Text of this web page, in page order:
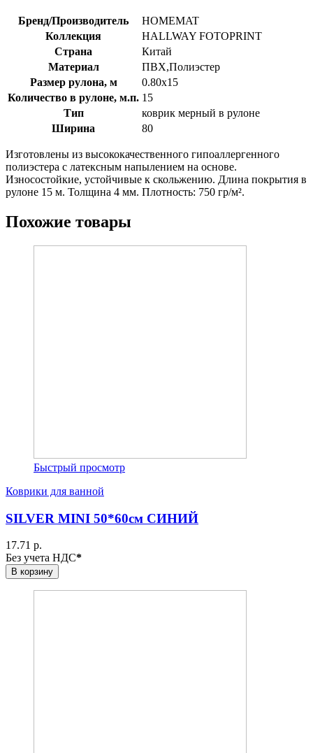
Бренд/Производитель
HOMEMAT
Коллекция
HALLWAY FOTOPRINT
Страна
Китай
Материал
ПВХ,Полиэстер
Размер рулона, м
0.80х15
Количество в рулоне, м.п. 15
Тип
коврик мерный в рулоне
Ширина
80
Изготовлены из высококачественного гипоаллергенного
полиэстера с латексным напылением на основе.
Износостойкие, устойчивые к скольжению. Длина покрытия в
рулоне 15 м. Толщина 4 мм. Плотность: 750 гр/м².
Похожие товары
Быстрый просмотр
Коврики для ванной
SILVER MINI 50*60см СИНИЙ
17.71 р.
Без учета НДС*
В корзину